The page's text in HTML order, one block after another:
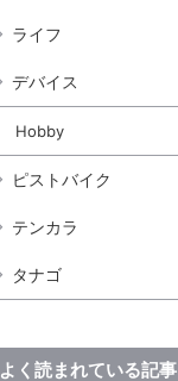
ライフ
デバイス
Hobby
ピストバイク
テンカラ
タナゴ
よく読まれている記事